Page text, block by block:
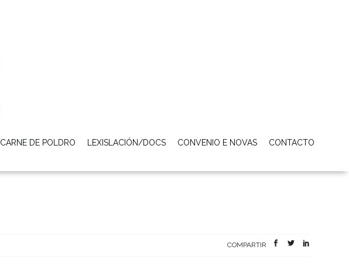
CARNE DE POLDRO LEXISLACIÓN/DOCS CONVENIO E NOVAS CONTACTO
COMPARTIR